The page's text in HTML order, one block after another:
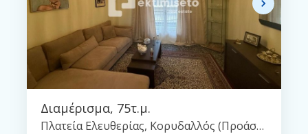
Διαμέρισμα, 75τ.μ.
Πλατεία Ελευθερίας, Κορυδαλλός (Προάστια Πειραιά)